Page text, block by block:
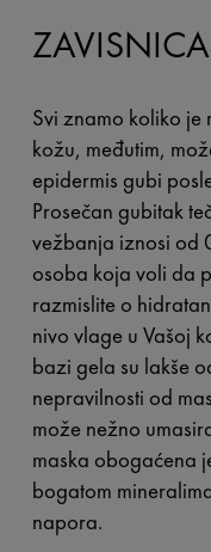
Svi znamo koliko
kožu, međutim,
epidermis gubi
Prosečan gubitak
vežbanja iznosi od
osoba koja voli da
razmislite o
nivo vlage u Vašoj
bazi gela su lakše
nepravilnosti od
može nežno
maska obogaćena
bogatom
napora.